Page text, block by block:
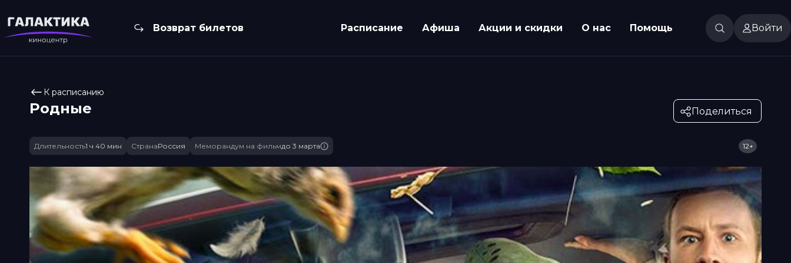
Возврат билетов Расписание Афиша Акции и скидки О нас Помощь Войти
К расписанию
Родные Поделиться
Длительность1 ч 40 мин СтранаРоссия Меморандум на фильмдо 3 марта 12+